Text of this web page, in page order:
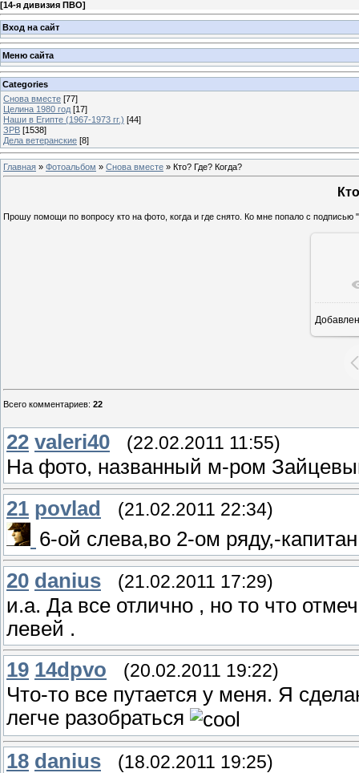
[14-я дивизия ПВО]
Вход на сайт
Меню сайта
Categories
Снова вместе [77]
Целина 1980 год [17]
Наши в Египте (1967-1973 гг.) [44]
ЗРВ [1538]
Дела ветеранские [8]
Главная » Фотоальбом » Снова вместе » Кто? Где? Когда?
Прошу помощи по вопросу кто на фото, когда и где снято. Ко мне попало с
Всего комментариев: 22
22 valeri40 (22.02.2011 11:55)
На фото, названный м-ром
21 povlad (21.02.2011 22:34)
6-ой слева,во 2-ом ряду,-
20 danius (21.02.2011 17:29)
и.а. Да все отлично , но то что
левей .
19 14dpvo (20.02.2011 19:22)
Что-то все путается у меня. Я
легче разобраться
18 danius (18.02.2011 19:25)